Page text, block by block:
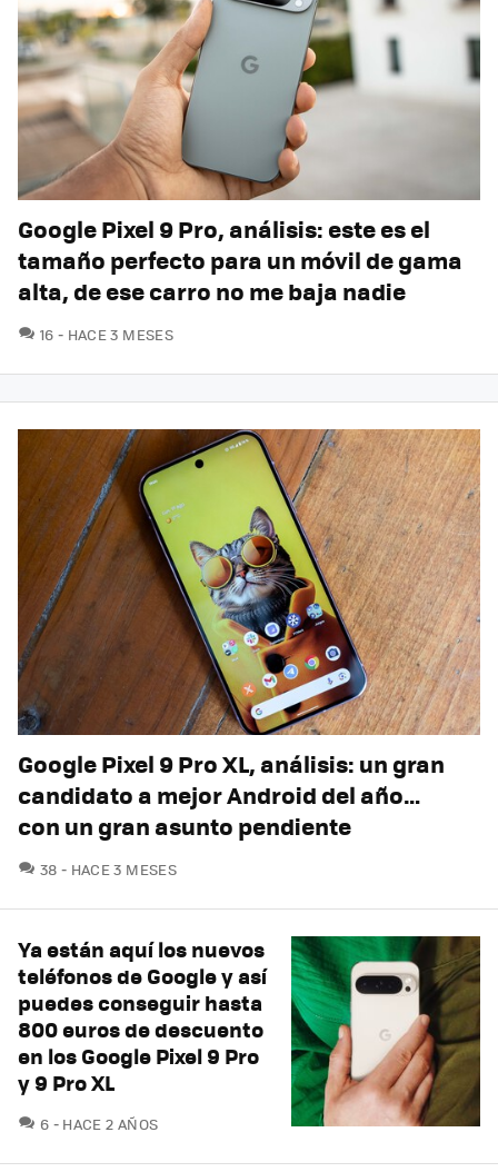
Google Pixel 9 Pro, análisis: este es el
tamaño perfecto para un móvil de gama
alta, de ese carro no me baja nadie
16 COMENTARIOS
HACE 3 MESES
Google Pixel 9 Pro XL, análisis: un gran
candidato a mejor Android del año…
con un gran asunto pendiente
38 COMENTARIOS
HACE 3 MESES
Ya están aquí los nuevos
teléfonos de Google y así
puedes conseguir hasta
800 euros de descuento
en los Google Pixel 9 Pro
y 9 Pro XL
6 COMENTARIOS
HACE 2 AÑOS